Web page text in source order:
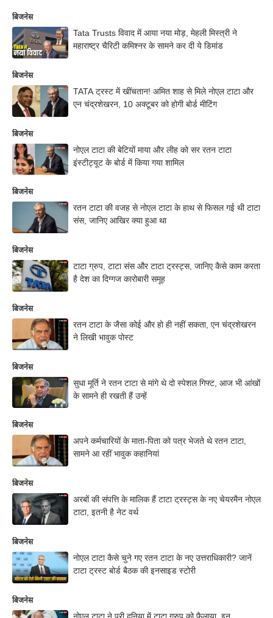
बिजनेस
Tata Trusts विवाद में आया नया मोड़, मेहली मिस्त्री ने
महाराष्ट्र चैरिटी कमिश्नर के सामने कर दी ये डिमांड
बिजनेस
TATA ट्रस्ट में खींचतान! अमित शाह से मिले नोएल टाटा और
एन चंद्रशेखरन, 10 अक्टूबर को होगी बोर्ड मीटिंग
बिजनेस
नोएल टाटा की बेटियों माया और लीह को सर रतन टाटा
इंस्टीट्यूट के बोर्ड में किया गया शामिल
बिजनेस
रतन टाटा की वजह से नोएल टाटा के हाथ से फिसल गई थी टाटा
संस, जानिए आखिर क्या हुआ था
बिजनेस
टाटा ग्रुप, टाटा संस और टाटा ट्रस्ट्स, जानिए कैसे काम करता
है देश का दिग्गज कारोबारी समूह
बिजनेस
रतन टाटा के जैसा कोई और हो ही नहीं सकता, एन चंद्रशेखरन
ने लिखी भावुक पोस्ट
बिजनेस
सुधा मूर्ति ने रतन टाटा से मांगे थे दो स्पेशल गिफ्ट, आज भी आंखों
के सामने ही रखती हैं उन्हें
बिजनेस
अपने कर्मचारियों के माता-पिता को पत्र भेजते थे रतन टाटा,
सामने आ रहीं भावुक कहानियां
बिजनेस
अरबों की संपत्ति के मालिक हैं टाटा ट्रस्ट्स के नए चेयरमैन नोएल
टाटा, इतनी है नेट वर्थ
बिजनेस
नोएल टाटा कैसे चुने गए रतन टाटा के नए उत्तराधिकारी? जानें
टाटा ट्रस्ट बोर्ड बैठक की इनसाइड स्टोरी
बिजनेस
नोएल टाटा ने पूरी दुनिया में टाटा ग्रुप को फैलाया, इन